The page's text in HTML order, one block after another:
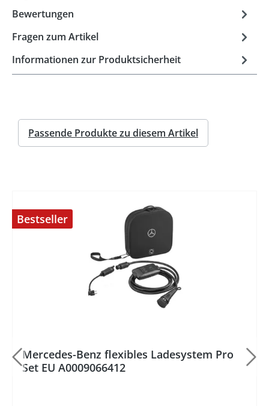
Bewertungen
Fragen zum Artikel
Informationen zur Produktsicherheit
Passende Produkte zu diesem Artikel
Bestseller
Mercedes-Benz flexibles Ladesystem Pro
Set EU A0009066412